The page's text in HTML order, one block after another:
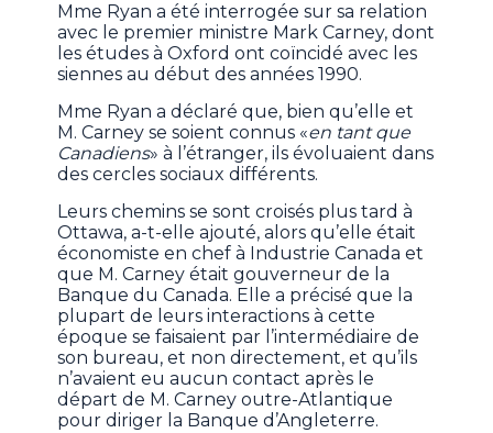
Mme Ryan a été interrogée sur sa relation
avec le premier ministre Mark Carney, dont
les études à Oxford ont coïncidé avec les
siennes au début des années 1990.
Mme Ryan a déclaré que, bien qu’elle et
M. Carney se soient connus «en tant que
Canadiens» à l’étranger, ils évoluaient dans
des cercles sociaux différents.
Leurs chemins se sont croisés plus tard à
Ottawa, a-t-elle ajouté, alors qu’elle était
économiste en chef à Industrie Canada et
que M. Carney était gouverneur de la
Banque du Canada. Elle a précisé que la
plupart de leurs interactions à cette
époque se faisaient par l’intermédiaire de
son bureau, et non directement, et qu’ils
n’avaient eu aucun contact après le
départ de M. Carney outre-Atlantique
pour diriger la Banque d’Angleterre.